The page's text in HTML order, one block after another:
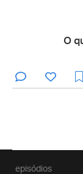
O
episódios